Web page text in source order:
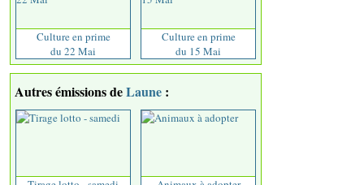
Culture en prime
du 22 Mai
Culture en prime
du 15 Mai
Autres émissions deLaune :